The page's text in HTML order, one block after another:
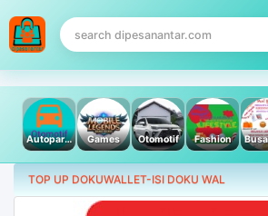
Autoparts Games Otomotif Fashion
TOP UP DOKUWALLET-ISI DOKU WAL